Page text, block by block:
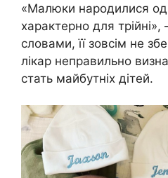
«Малюки народилися
характерно для трійні»,
словами, її зовсім не
лікар неправильно
стать майбутніх дітей.